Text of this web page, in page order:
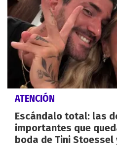
ATENCIÓN
Escándalo total: las
importantes que
boda de Tini Stoessel